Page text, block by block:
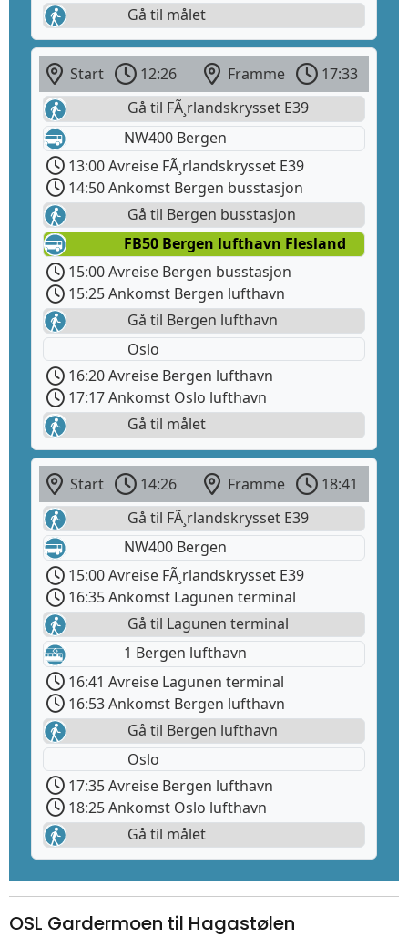
Gå til målet
Start 12:26 Framme
17:33
Gå til FÃ¸rlandskrysset E39
NW400 Bergen
13:00 Avreise FÃ¸rlandskrysset E39
14:50 Ankomst Bergen busstasjon
Gå til Bergen busstasjon
FB50 Bergen lufthavn Flesland
15:00 Avreise Bergen busstasjon
15:25 Ankomst Bergen lufthavn
Gå til Bergen lufthavn
Oslo
16:20 Avreise Bergen lufthavn
17:17 Ankomst Oslo lufthavn
Gå til målet
Start 14:26 Framme
18:41
Gå til FÃ¸rlandskrysset E39
NW400 Bergen
15:00 Avreise FÃ¸rlandskrysset E39
16:35 Ankomst Lagunen terminal
Gå til Lagunen terminal
1 Bergen lufthavn
16:41 Avreise Lagunen terminal
16:53 Ankomst Bergen lufthavn
Gå til Bergen lufthavn
Oslo
17:35 Avreise Bergen lufthavn
18:25 Ankomst Oslo lufthavn
Gå til målet
OSL Gardermoen til Hagastølen